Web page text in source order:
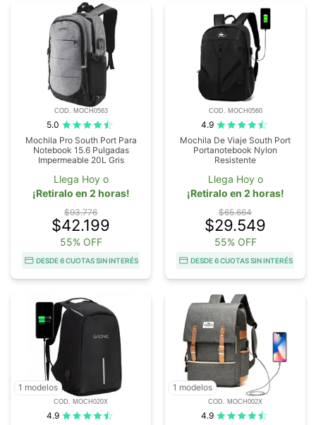
COD. MOCH0563
5.0
Mochila Pro South Port Para
Notebook 15.6 Pulgadas
Impermeable 20L Gris
Llega Hoy o
¡Retiralo en 2 horas!
$93.776
$42.199
55% OFF
DESDE 6 CUOTAS SIN INTERÉS
COD. MOCH0560
4.9
Mochila De Viaje South Port
Portanotebook Nylon
Resistente
Llega Hoy o
¡Retiralo en 2 horas!
$65.664
$29.549
55% OFF
DESDE 6 CUOTAS SIN INTERÉS
1 modelos
COD. MOCH020X
4.9
1 modelos
COD. MOCH002X
4.9